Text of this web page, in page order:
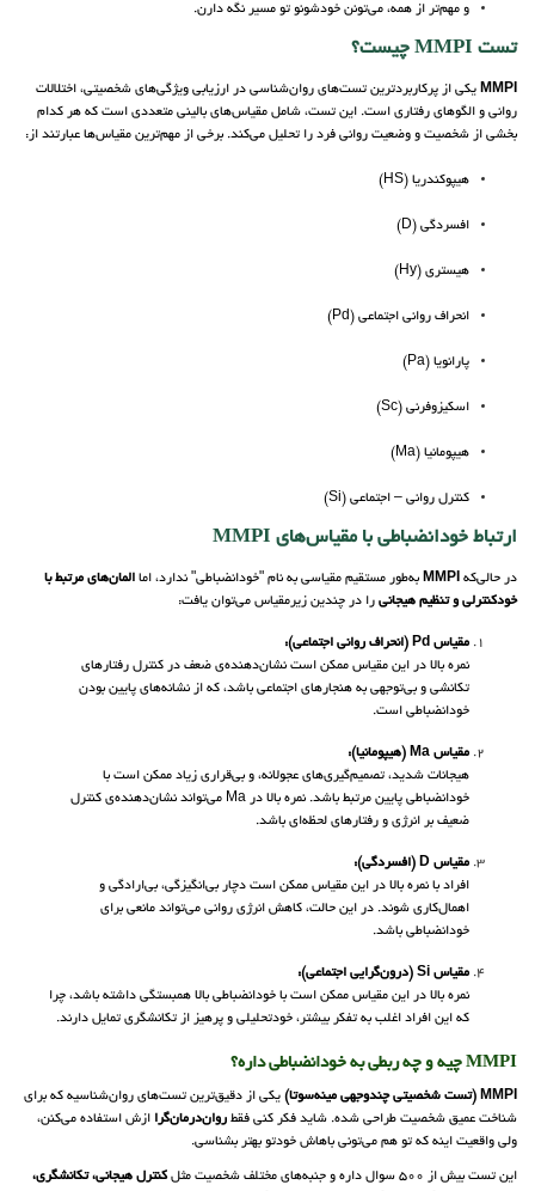
و مهم‌تر از همه، می‌تونن خودشونو تو مسیر نگه دارن.
تست MMPI چیست؟
MMPI یکی از پرکاربردترین تست‌های روان‌شناسی در ارزیابی ویژگی‌های شخصیتی، اختلالات
روانی و الگوهای رفتاری است. این تست، شامل مقیاس‌های بالینی متعددی است که هر کدام
بخشی از شخصیت و وضعیت روانی فرد را تحلیل می‌کند. برخی از مهم‌ترین مقیاس‌ها عبارتند از:
هیپوکندریا (HS)
افسردگی (D)
هیستری (Hy)
انحراف روانی اجتماعی (Pd)
پارانویا (Pa)
اسکیزوفرنی (Sc)
هیپومانیا (Ma)
کنترل روانی – اجتماعی (Si)
ارتباط خودانضباطی با مقیاس‌های MMPI
در حالی‌که MMPI به‌طور مستقیم مقیاسی به نام "خودانضباطی" ندارد، اما المان‌های مرتبط با
خودکنترلی و تنظیم هیجانی را در چندین زیرمقیاس می‌توان یافت:
مقیاس Pd (انحراف روانی اجتماعی):
نمره بالا در این مقیاس ممکن است نشان‌دهنده‌ی ضعف در کنترل رفتارهای
تکانشی و بی‌توجهی به هنجارهای اجتماعی باشد، که از نشانه‌های پایین بودن
خودانضباطی است.
مقیاس Ma (هیپو‌مانیا):
هیجانات شدید، تصمیم‌گیری‌های عجولانه، و بی‌قراری زیاد ممکن است با
خودانضباطی پایین مرتبط باشد. نمره بالا در Ma می‌تواند نشان‌دهنده‌ی کنترل
ضعیف بر انرژی و رفتارهای لحظه‌ای باشد.
مقیاس D (افسردگی):
افراد با نمره بالا در این مقیاس ممکن است دچار بی‌انگیزگی، بی‌ارادگی و
اهمال‌کاری شوند. در این حالت، کاهش انرژی روانی می‌تواند مانعی برای
خودانضباطی باشد.
مقیاس Si (درون‌گرایی اجتماعی):
نمره بالا در این مقیاس ممکن است با خودانضباطی بالا همبستگی داشته باشد، چرا
که این افراد اغلب به تفکر بیشتر، خودتحلیلی و پرهیز از تکانشگری تمایل دارند.
MMPI چیه و چه ربطی به خودانضباطی داره؟
MMPI (تست شخصیتی چندوجهی مینه‌سوتا)
یکی از دقیق‌ترین تست‌های روان‌شناسیه که برای
شناخت عمیق شخصیت طراحی شده. شاید فکر کنی فقط روان‌درمان‌گرا ازش استفاده می‌کنن،
ولی واقعیت اینه که تو هم می‌تونی باهاش خودتو بهتر بشناسی.
این تست بیش از 500 سوال داره و جنبه‌های مختلف شخصیت مثل
کنترل هیجانی، تکانشگری،